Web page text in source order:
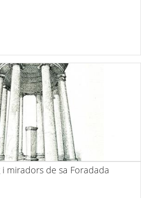
miradors de sa Foradada